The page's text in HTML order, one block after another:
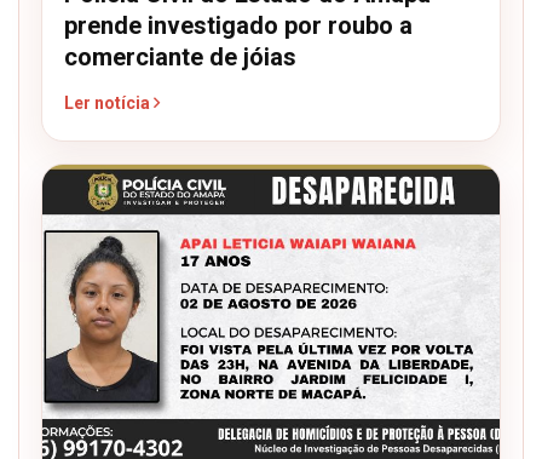
prende investigado por roubo a
comerciante de jóias
Ler notícia